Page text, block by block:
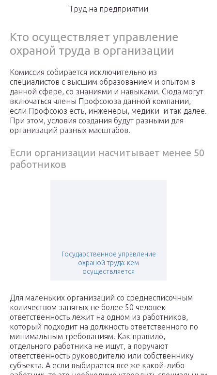
Труд на предприятии
Кто осуществляет управление
охраной труда в организации
Комиссия собирается исключительно из
специалистов с высшим образованием и опытом в
данной сфере, со знаниями и навыками. Сюда могут
включаться члены Профсоюза данной компании,
если Профсоюз есть, инженеры, медики и так далее.
При этом, условия создания будут разными для
организаций разных масштабов.
Если организации насчитывает менее 50
работников
Государственное управление
охраной труда: кем
осуществляется
Для маленьких организаций со среднесписочным
количеством занятых не более 50 человек
ответственность лежит на одном из работников,
который подходит на должность ответственного по
минимальным требованиям. Как правило,
отдельного работника не ищут, а поручают
ответственность руководителю или собственнику
субъекта. А если выбирается все же какой-либо